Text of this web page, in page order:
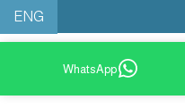
ENG
8001209999
WhatsApp